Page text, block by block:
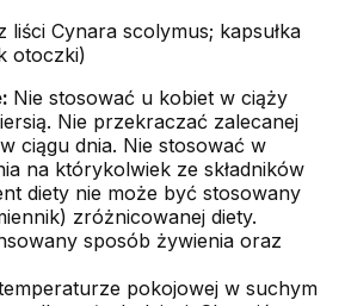
liści Cynara scolymus; kapsułka
otoczki)
Nie stosować u kobiet w ciąży
Nie przekraczać zalecanej
ciągu dnia. Nie stosować w
na którykolwiek ze składników
diety nie może być stosowany
zróżnicowanej diety.
sposób żywienia oraz
pokojowej w suchym